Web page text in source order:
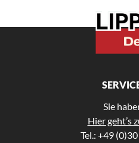
Sie
Hier geht’s
Tel.: +49